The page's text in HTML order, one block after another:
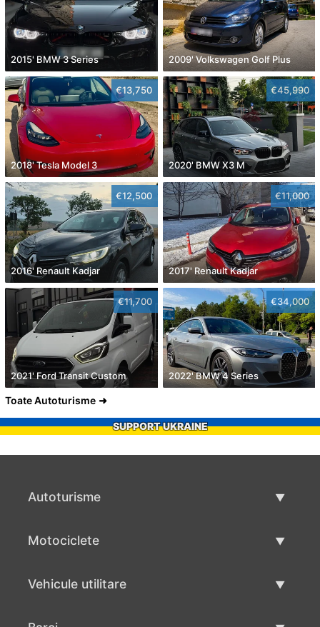
2015' BMW 3 Series 2009' Volkswagen Golf Plus
€13,750
2018' Tesla Model 3
€45,990
2020' BMW X3 M
€12,500
2016' Renault Kadjar
€11,000
2017' Renault Kadjar
€11,700
2021' Ford Transit Custom
€34,000
2022' BMW 4 Series
Toate Autoturisme
SUPPORT UKRAINE
Autoturisme
Motociclete
Vehicule utilitare